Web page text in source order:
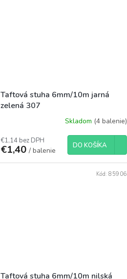
Taftová stuha 6mm/10m jarná
zelená 307
Skladom (4 balenie)
€1,14 bez DPH
€1,40/ balenie
DO KOŠÍKA
Taftová stuha 6mm/10m nilská
Kód:85906